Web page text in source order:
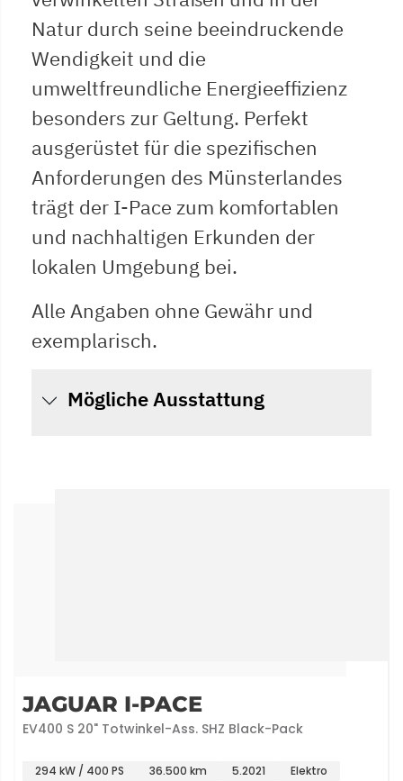
Natur durch seine beeindruckende
Wendigkeit und die
umweltfreundliche Energieeffizienz
besonders zur Geltung. Perfekt
ausgerüstet für die spezifischen
Anforderungen des Münsterlandes
trägt der I-Pace zum komfortablen
und nachhaltigen Erkunden der
lokalen Umgebung bei.
Alle Angaben ohne Gewähr und
exemplarisch.
Mögliche Ausstattung
JAGUAR I-PACE
EV400 S 20" Totwinkel-Ass. SHZ Black-Pack
294 kW / 400 PS 36.500 km 5.2021
Elektro